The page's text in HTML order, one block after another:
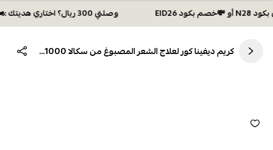
وصلتي 300 ريال؟ اختاري هديتك :🏍 شحن مجاني بكود N28 أو 💸خصم بكود EID26
كريم ديفينا كور لعلاج الشعر المصبوغ من سكالا 1000 جم